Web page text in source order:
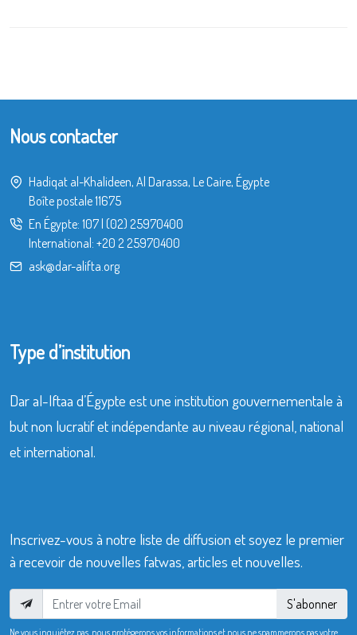
Nous contacter
Hadiqat al-Khalideen, Al Darassa, Le Caire, Égypte
Boîte postale 11675
En Égypte: 107| (02) 25970400
International: +20 2 25970400
ask@dar-alifta.org
Type d’institution
Dar al-Iftaa d’Égypte est une institution gouvernementale à
but non lucratif et indépendante au niveau régional, national
et international.
Inscrivez-vous à notre liste de diffusion et soyez le premier
à recevoir de nouvelles fatwas, articles et nouvelles.
S'abonner
Ne vous inquiétez pas, nous protégerons vos informations et nous ne spammerons pas votre